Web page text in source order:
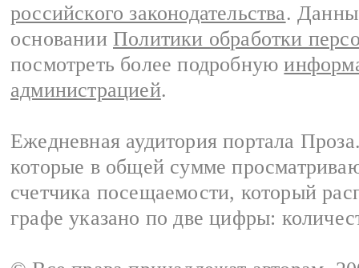
российского законодательства.
основании Политики обработки
посмотреть более подробную
администрацией.
Ежедневная аудитория портала
которые в общей сумме
счетчика посещаемости, который
графе указано по две цифры: